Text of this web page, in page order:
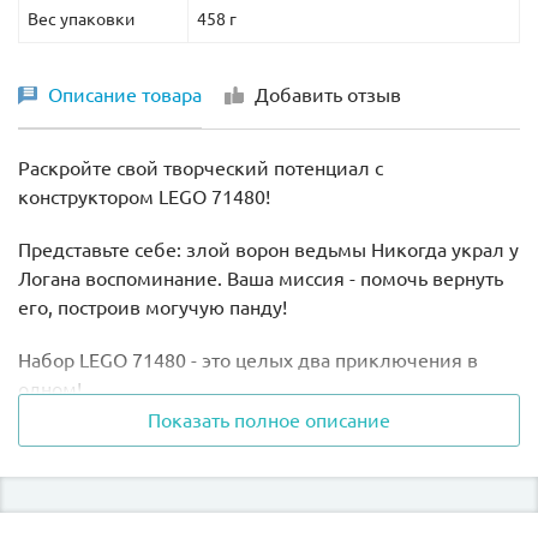
Вес упаковки 458 г
Описание товара Добавить отзыв
Раскройте свой творческий потенциал с
конструктором LEGO 71480!
Представьте себе: злой ворон ведьмы Никогда украл у
Логана воспоминание. Ваша миссия - помочь вернуть
его, построив могучую панду!
Набор LEGO 71480 - это целых два приключения в
одном!
Из деталей вы сможете собрать панду-воина,
Показать полное описание